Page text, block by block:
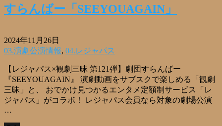
すらんばー「SEEYOUAGAIN」
2024年11月26日
03.演劇公演情報, 04.レジャパス
【レジャパス×観劇三昧 第121弾】劇団すらんばー
『SEEYOUAGAIN』 演劇動画をサブスクで楽しめる「観劇
三昧」と、 おでかけ見つかるエンタメ定額制サービス「レ
ジャパス」がコラボ！ レジャパス会員なら対象の劇場公演
…